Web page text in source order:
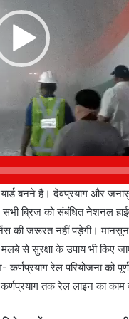
बनने हैं। देवप्रयाग और
सभी ब्रिज को संबंधित नेशनल
की जरूरत नहीं पड़ेगी।
से सुरक्षा के उपाय भी किए
रेल परियोजना को
तक रेल लाइन का काम